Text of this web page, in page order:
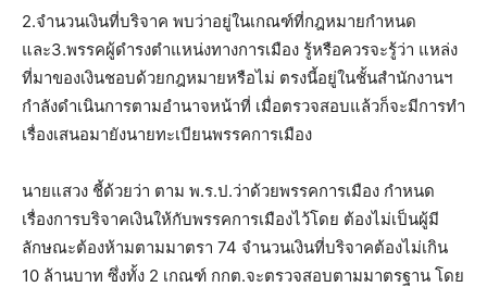
2.จำนวนเงินที่บริจาค พบว่าอยู่ในเกณฑ์ที่กฎหมายกำหนด
และ3.พรรคผู้ดำรงตำแหน่งทางการเมือง รู้หรือควรจะรู้ว่า แหล่ง
ที่มาของเงินชอบด้วยกฎหมายหรือไม่ ตรงนี้อยู่ในชั้นสำนักงานฯ
กำลังดำเนินการตามอำนาจหน้าที่ เมื่อตรวจสอบแล้วก็จะมีการทำ
เรื่องเสนอมายังนายทะเบียนพรรคการเมือง
นายแสวง ชี้ด้วยว่า ตาม พ.ร.ป.ว่าด้วยพรรคการเมือง กำหนด
เรื่องการบริจาคเงินให้กับพรรคการเมืองไว้โดย ต้องไม่เป็นผู้มี
ลักษณะต้องห้ามตามมาตรา 74 จำนวนเงินที่บริจาคต้องไม่เกิน
10 ล้านบาท ซึ่งทั้ง 2 เกณฑ์ กกต.จะตรวจสอบตามมาตรฐาน โดย